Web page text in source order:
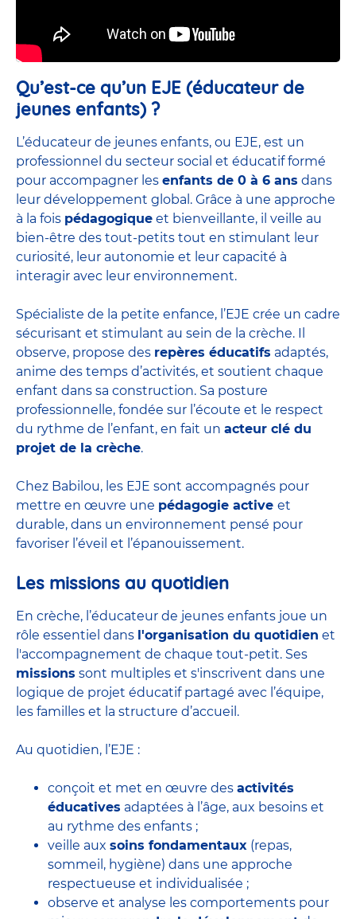
Qu’est-ce qu’un EJE (éducateur de
jeunes enfants) ?
L’éducateur de jeunes enfants, ou EJE, est un
professionnel du secteur social et éducatif formé
pour accompagner les enfants de 0 à 6 ans dans
leur développement global. Grâce à une approche
à la fois pédagogique et bienveillante, il veille au
bien-être des tout-petits tout en stimulant leur
curiosité, leur autonomie et leur capacité à
interagir avec leur environnement.
Spécialiste de la petite enfance, l’EJE crée un cadre
sécurisant et stimulant au sein de la crèche. Il
observe, propose des repères éducatifs adaptés,
anime des temps d’activités, et soutient chaque
enfant dans sa construction. Sa posture
professionnelle, fondée sur l’écoute et le respect
du rythme de l’enfant, en fait un acteur clé du
projet de la crèche.
Chez Babilou, les EJE sont accompagnés pour
mettre en œuvre une pédagogie active et
durable, dans un environnement pensé pour
favoriser l’éveil et l’épanouissement.
Les missions au quotidien
En crèche, l’éducateur de jeunes enfants joue un
rôle essentiel dans l'organisation du quotidien et
l'accompagnement de chaque tout-petit. Ses
missions sont multiples et s'inscrivent dans une
logique de projet éducatif partagé avec l’équipe,
les familles et la structure d’accueil.
Au quotidien, l’EJE :
conçoit et met en œuvre des activités
éducatives adaptées à l’âge, aux besoins et
au rythme des enfants ;
veille aux soins fondamentaux (repas,
sommeil, hygiène) dans une approche
respectueuse et individualisée ;
observe et analyse les comportements pour